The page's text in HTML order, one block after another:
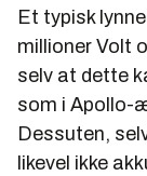
Et typisk
millioner Volt
selv at dette
som i Apollo-
Dessuten,
likevel ikke